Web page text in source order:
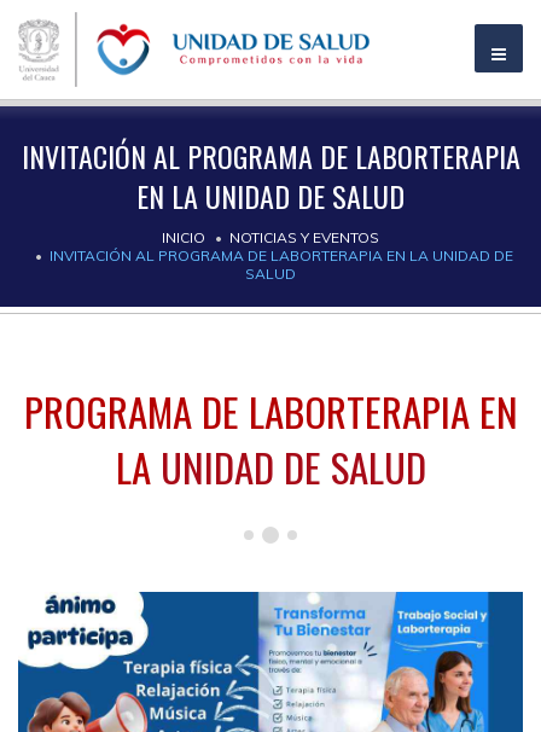
INVITACIÓN AL PROGRAMA DE LABORTERAPIA
EN LA UNIDAD DE SALUD
INICIO
NOTICIAS Y EVENTOS
INVITACIÓN AL PROGRAMA DE LABORTERAPIA EN LA UNIDAD DE
SALUD
PROGRAMA DE LABORTERAPIA EN
LA UNIDAD DE SALUD